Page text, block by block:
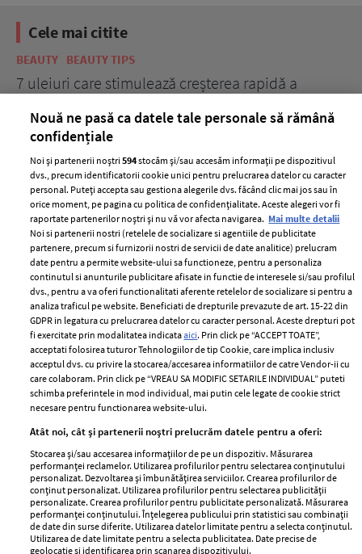
Cele mai citite
BEAUTY BEAUTY TIPS
7 uleiuri care stimulează creșterea rapidă a
ELLE Style Awards
2024
Despre ELLE
Romania
Contact
Abonamente
Termeni si conditii
Politica de
confidențialitate
Politica de cookies
Publicitate
GSP
Unica
Baby
Retete
femei
Viva
Avantaje
Retete practice
Nouă ne pasă ca datele tale personale să rămână
confidențiale
Noi și partenerii noștri594stocăm și/sau accesăm informații pe dispozitivul
dvs., precum identificatorii cookie unici pentru prelucrarea datelor cu caracter
personal. Puteți accepta sau gestiona alegerile dvs. făcând clic mai jos sau în
orice moment, pe pagina cu politica de confidențialitate. Aceste alegeri vor fi
raportate partenerilor noștri și nu vă vor afecta navigarea. Mai multe detalii
Noi si partenerii nostri (retelele de socializare si agentiile de publicitate
partenere, precum si furnizorii nostri de servicii de date analitice) prelucram
date pentru a permite website-ului sa functioneze, pentru a personaliza
continutul si anunturile publicitare afisate in functie de interesele si/sau profilul
dvs., pentru a va oferi functionalitati aferente retelelor de socializare si pentru a
analiza traficul pe website. Beneficiati de drepturile prevazute de art. 15-22 din
GDPR in legatura cu prelucrarea datelor cu caracter personal. Aceste drepturi pot
fi exercitate prin modalitatea indicataaici. Prin click pe “ACCEPT TOATE”,
acceptati folosirea tuturor Tehnologiilor de tip Cookie, care implica inclusiv
acceptul dvs. cu privire la stocarea/accesarea informatiilor de catre Vendor-ii cu
care colaboram. Prin click pe “VREAU SA MODIFIC SETARILE INDIVIDUAL” puteti
schimba preferintele in mod individual, mai putin cele legate de cookie strict
necesare pentru functionarea website-ului.
Atât noi, cât și partenerii noștri prelucrăm datele pentru a oferi:
Stocarea și/sau accesarea informațiilor de pe un dispozitiv. Măsurarea
performanței reclamelor. Utilizarea profilurilor pentru selectarea conținutului
personalizat. Dezvoltarea și îmbunătățirea serviciilor. Crearea profilurilor de
conținut personalizat. Utilizarea profilurilor pentru selectarea publicității
personalizate. Crearea profilurilor pentru publicitate personalizată. Măsurarea
performanței conținutului. Înțelegerea publicului prin statistici sau combinații
de date din surse diferite. Utilizarea datelor limitate pentru a selecta conținutul.
Utilizarea de date limitate pentru a selecta publicitatea. Date precise de
geolocație și identificarea prin scanarea dispozitivului.